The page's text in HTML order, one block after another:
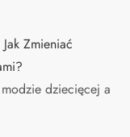
Zmieniać
dziecięcej a